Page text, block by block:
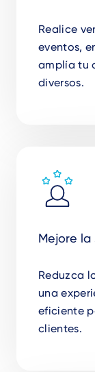
Realice
eventos,
amplía tu
diversos.
Mejore
Reduzca
una
eficiente
clientes.